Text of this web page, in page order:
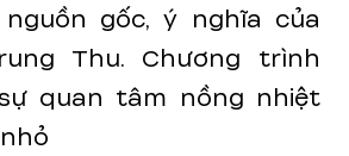
gốc, ý nghĩa của
Thu. Chương trình
quan tâm nồng nhiệt